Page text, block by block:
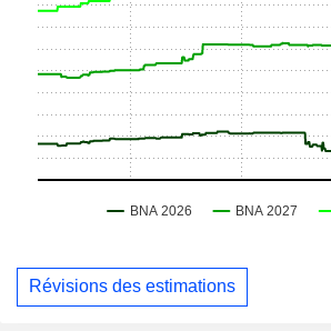
Révisions des estimations